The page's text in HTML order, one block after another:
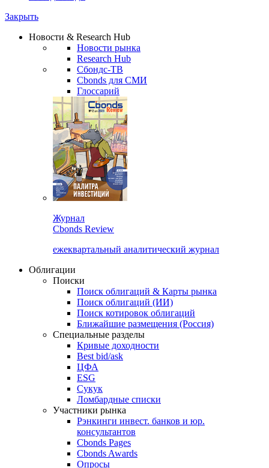
Watchlist
Сбондс Люди
Новости & Research Hub
Новости рынка
Research Hub
Сбондс-ТВ
Cbonds для СМИ
Глоссарий
Cbonds Review
ежеквартальный аналитический журнал
Облигации
Поиски
Поиск облигаций & Карты рынка
Поиск облигаций (ИИ)
Поиск котировок облигаций
Ближайшие размещения (Россия)
Специальные разделы
Кривые доходности
Best bid/ask
ЦФА
ESG
Сукук
Ломбардные списки
Участники рынка
Рэнкинги инвест. банков и юр.